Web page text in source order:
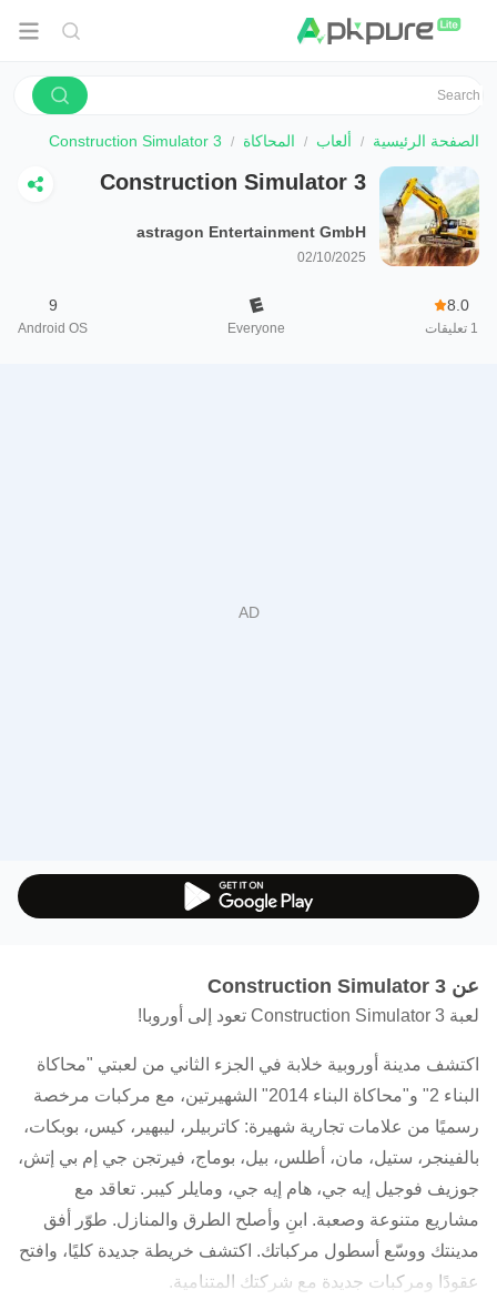
الصفحة الرئيسية ألعاب المحاكاة Construction Simulator 3
Construction Simulator 3
astragon Entertainment GmbH
02/10/2025
8.0
1 تعليقات Everyone
9
Android OS
عن Construction Simulator 3
لعبة Construction Simulator 3 تعود إلى أوروبا!
اكتشف مدينة أوروبية خلابة في الجزء الثاني من لعبتي "محاكاة
البناء 2" و"محاكاة البناء 2014" الشهيرتين، مع مركبات مرخصة
رسميًا من علامات تجارية شهيرة: كاتربيلر، ليبهير، كيس، بوبكات،
بالفينجر، ستيل، مان، أطلس، بيل، بوماج، فيرتجن جي إم بي إتش،
جوزيف فوجيل إيه جي، هام إيه جي، ومايلر كيبر. تعاقد مع
مشاريع متنوعة وصعبة. ابنِ وأصلح الطرق والمنازل. طوّر أفق
مدينتك ووسّع أسطول مركباتك. اكتشف خريطة جديدة كليًا، وافتح
عقودًا ومركبات جديدة مع شركتك المتنامية.